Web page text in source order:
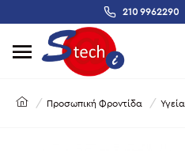
210 9962290
Προσωπική Φροντίδα Υγεία